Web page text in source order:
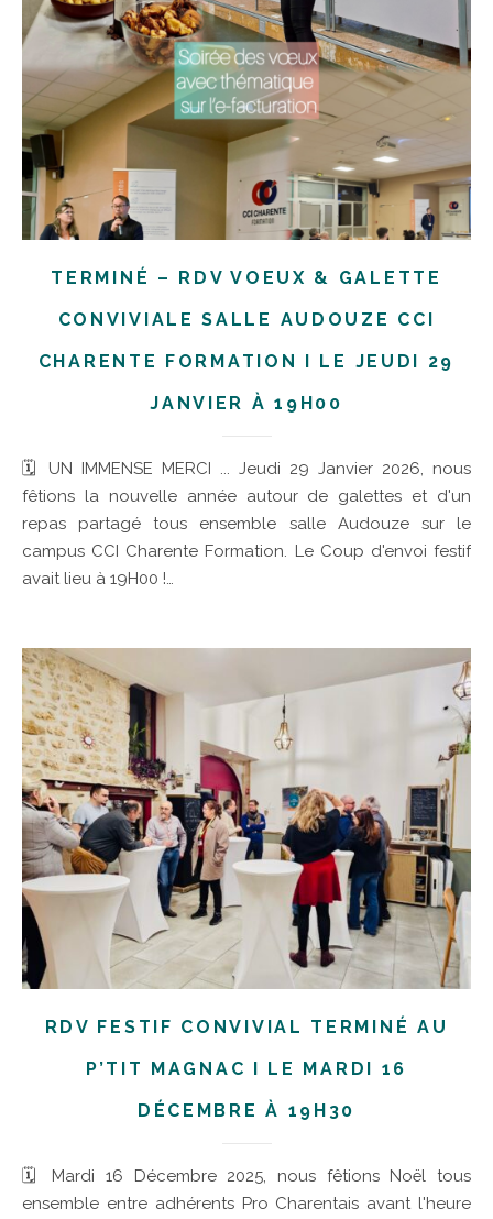
TERMINÉ – RDV VOEUX & GALETTE
CONVIVIALE SALLE AUDOUZE CCI
CHARENTE FORMATION I LE JEUDI 29
JANVIER À 19H00
🗓 UN IMMENSE MERCI ... Jeudi 29 Janvier 2026, nous
fêtions la nouvelle année autour de galettes et d'un
repas partagé tous ensemble salle Audouze sur le
campus CCI Charente Formation. Le Coup d'envoi festif
avait lieu à 19H00 !…
RDV FESTIF CONVIVIAL TERMINÉ AU
P’TIT MAGNAC I LE MARDI 16
DÉCEMBRE À 19H30
🗓 Mardi 16 Décembre 2025, nous fêtions Noël tous
ensemble entre adhérents Pro Charentais avant l'heure